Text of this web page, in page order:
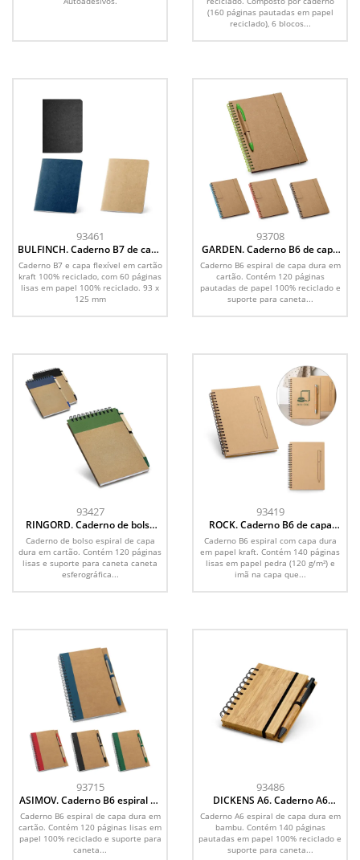
(160 páginas pautadas em papel
reciclado), 6 blocos...
93461
BULFINCH. Caderno B7 de capa
flexível em cartão kraft 100%
reciclado, com páginas lisas
recicladas
Caderno B7 e capa flexível em cartão
kraft 100% reciclado, com 60 páginas
lisas em papel 100% reciclado. 93 x
125 mm
93708
GARDEN. Caderno B6 de capa
dura em cartão, com páginas
pautadas recicladas
Caderno B6 espiral de capa dura em
cartão. Contém 120 páginas
pautadas de papel 100% reciclado e
suporte para caneta...
93427
RINGORD. Caderno de bolso
espiral de capa dura, com
páginas lisas recicladas
Caderno de bolso espiral de capa
dura em cartão. Contém 120 páginas
lisas e suporte para caneta caneta
esferográfica...
93419
ROCK. Caderno B6 de capa
dura em papel kraft (120 g/m²),
com páginas lisas
Caderno B6 espiral com capa dura
em papel kraft. Contém 140 páginas
lisas em papel pedra (120 g/m²) e
imã na capa que...
93715
ASIMOV. Caderno B6 espiral de
capa dura em cartão, com
páginas lisas recicladas
Caderno B6 espiral de capa dura em
cartão. Contém 120 páginas lisas em
papel 100% reciclado e suporte para
caneta...
93486
DICKENS A6. Caderno A6
espiral de capa dura em
bambu, com páginas pautadas
em papel 100% reciclado
Caderno A6 espiral de capa dura em
bambu. Contém 140 páginas
pautadas em papel 100% reciclado e
suporte para caneta...